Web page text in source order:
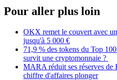
Pour aller plus loin
OKX remet le couvert avec
jusqu'à 5 000 €
71,9 % des tokens du Top
survit une cryptomonnaie ?
MARA réduit ses réserves de
chiffre d'affaires plonger